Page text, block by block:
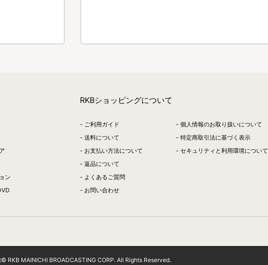
ン
RKBショッピングについて
ご利用ガイド
送料について
お支払い方法について
返品について
よくあるご質問
お問い合わせ
個人情報のお取り扱いについて
特定商取引法に基づく表示
セキュリティと利用環境について
RKB MAINICHI BROADCASTING CORP. All Rights Reserved.